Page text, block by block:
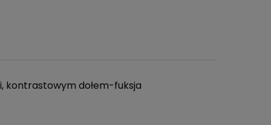
kontrastowym dołem-fuksja